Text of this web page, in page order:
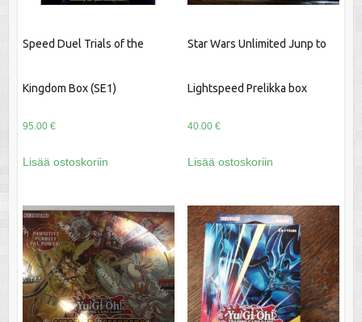
Speed Duel Trials of the
Kingdom Box (SE1)
95.00 €
Lisää ostoskoriin
Star Wars Unlimited Junp to
Lightspeed Prelikka box
40.00 €
Lisää ostoskoriin